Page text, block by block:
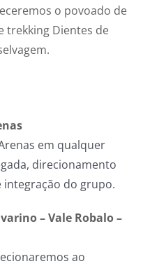
o povoado de
trekking Dientes de
em qualquer
direcionamento
integração do grupo.
– Vale Robalo –
ao